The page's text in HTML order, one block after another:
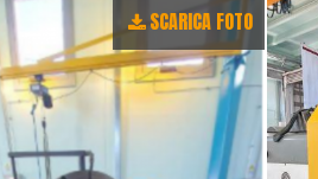
SCARICA FOTO